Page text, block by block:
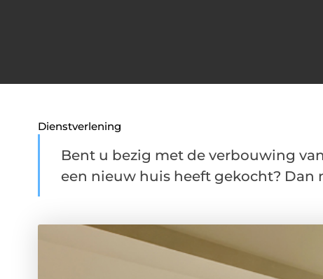
Dienstverlening
Bent u bezig met de verbouwing
een nieuw huis heeft gekocht? Dan